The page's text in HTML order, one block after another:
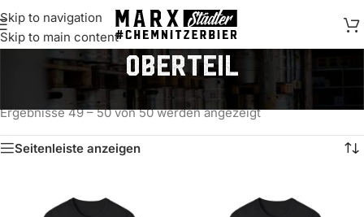
springen
Skip to navigation
Skip to main content
Oberteil
Produkte verschlagwortet mit „Oberteil“
Seite 5
Ergebnisse 49 – 50 von 50 werden angezeigt
Seitenleiste anzeigen